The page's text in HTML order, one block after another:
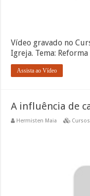
Vídeo gravado no
Igreja. Tema:
Assista ao Vídeo
A influência de
Hermisten Maia Cursos